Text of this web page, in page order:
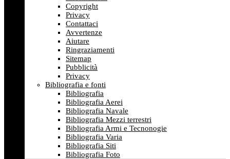
Copyright
Privacy
Contattaci
Avvertenze
Aiutare
Ringraziamenti
Sitemap
Pubblicità
Privacy
Bibliografia e fonti
Bibliografia
Bibliografia Aerei
Bibliografia Navale
Bibliografia Mezzi terrestri
Bibliografia Armi e Tecnonogie
Bibliografia Varia
Bibliografia Siti
Bibliografia Foto